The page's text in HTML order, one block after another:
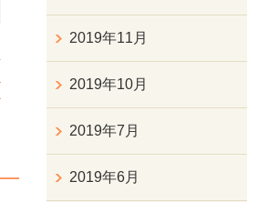
2019年11月
2019年10月
2019年7月
2019年6月